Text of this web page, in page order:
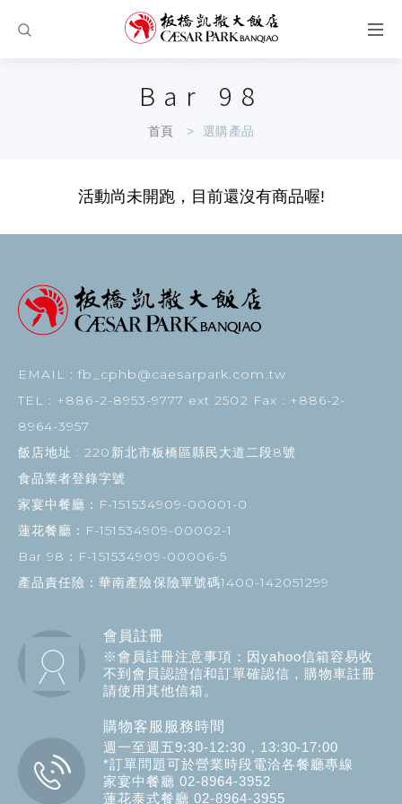
Bar 98
首頁 選購產品
活動尚未開跑，目前還沒有商品喔!
EMAIL : fb_cphb@caesarpark.com.tw
TEL : +886-2-8953-9777 ext 2502 Fax : +886-2-
8964-3957
飯店地址 :220新北市板橋區縣民大道二段8號
食品業者登錄字號
家宴中餐廳：F-151534909-00001-0
蓮花餐廳：F-151534909-00002-1
Bar 98：F-151534909-00006-5
產品責任險：華南產險保險單號碼1400-142051299
會員註冊
※會員註冊注意事項：因yahoo信箱容易收
不到會員認證信和訂單確認信，購物車註冊
請使用其他信箱。
購物客服服務時間
週一至週五9:30-12:30，13:30-17:00
*訂單問題可於營業時段電洽各餐廳專線
家宴中餐廳 02-8964-3952
蓮花泰式餐廳 02-8964-3955